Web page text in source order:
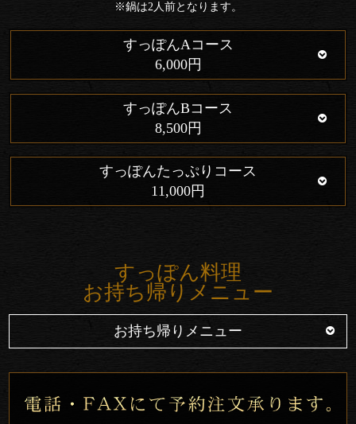
※鍋は2人前となります。
すっぽんAコース
6,000円
すっぽんBコース
8,500円
すっぽんたっぷりコース
11,000円
すっぽん料理
お持ち帰りメニュー
お持ち帰りメニュー